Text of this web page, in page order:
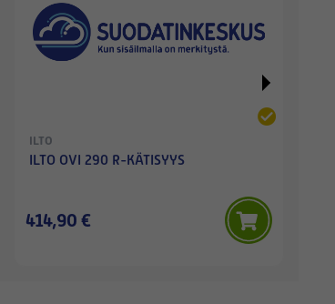
ILTO
ILTO OVI 290 R-KÄTISYYS
414,90 €